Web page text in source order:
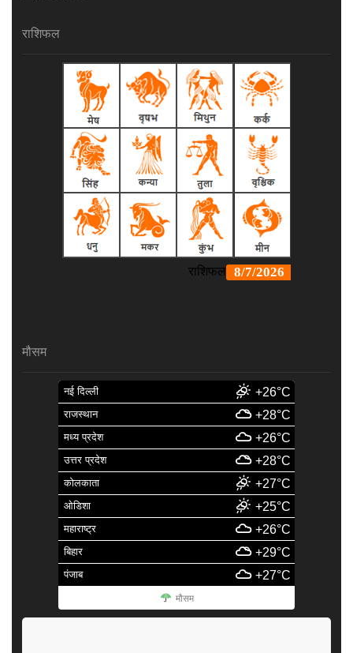
राशिफल
मौसम
नई दिल्ली +26°C
राजस्थान +28°C
मध्य प्रदेश +26°C
उत्तर प्रदेश +28°C
कोलकाता +27°C
ओडिशा +25°C
महाराष्ट्र +26°C
बिहार +29°C
पंजाब +27°C
मौसम